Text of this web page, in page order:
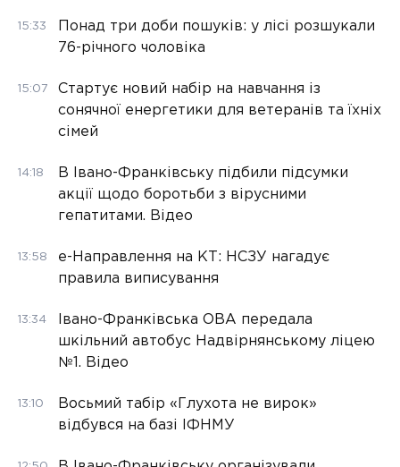
15:33
Понад три доби пошуків: у лісі розшукали
76-річного чоловіка
15:07
Стартує новий набір на навчання із
сонячної енергетики для ветеранів та їхніх
сімей
14:18
В Івано-Франківську підбили підсумки
акції щодо боротьби з вірусними
гепатитами. Відео
13:58
е-Направлення на КТ: НСЗУ нагадує
правила виписування
13:34
Івано-Франківська ОВА передала
шкільний автобус Надвірнянському ліцею
№1. Відео
13:10
Восьмий табір «Глухота не вирок»
відбувся на базі ІФНМУ